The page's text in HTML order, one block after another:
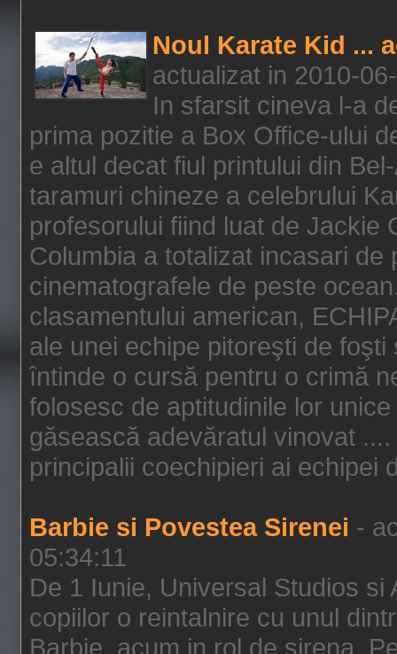
Noul Karate Kid ...
actualizat in 2010-
In sfarsit cineva l-a
prima pozitie a Box Office-ului
e altul decat fiul printului din
taramuri chineze a celebrului
profesorului fiind luat de Jackie
Columbia a totalizat incasari
cinematografele de peste
clasamentului american,
ale unei echipe pitoreşti de
întinde o cursă pentru o crimă
folosesc de aptitudinile lor
găsească adevăratul vinovat
principalii coechipieri ai echipei
Barbie si Povestea Sirenei -
05:34:11
De 1 Iunie, Universal Studios si
copiilor o reintalnire cu unul
Barbie, acum in rol de sirena.